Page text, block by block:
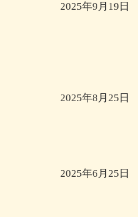
2025年9月19日
2025年8月25日
2025年6月25日